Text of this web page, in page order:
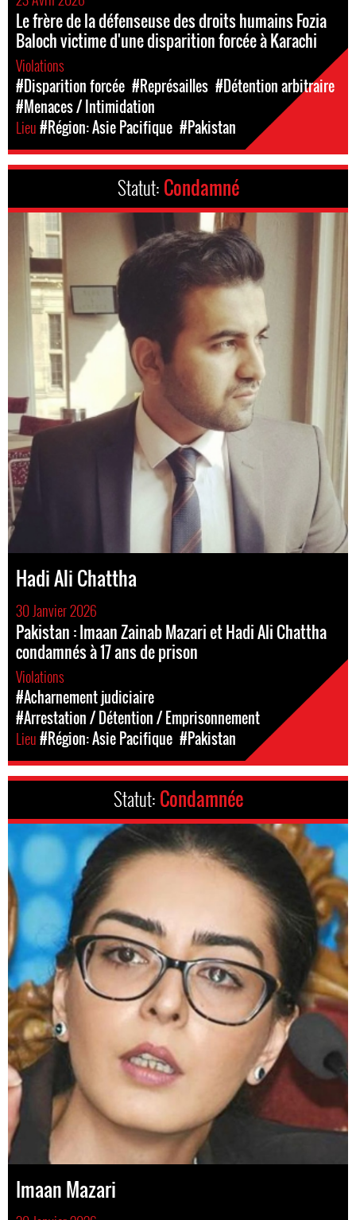
Le frère de la défenseuse des droits humains Fozia
Baloch victime d'une disparition forcée à Karachi
Violations
#Disparition forcée #Représailles #Détention arbitraire
#Menaces / Intimidation
Lieu#Région: Asie Pacifique #Pakistan
Statut: Condamné
Hadi Ali Chattha
30 Janvier 2026
Pakistan : Imaan Zainab Mazari et Hadi Ali Chattha
condamnés à 17 ans de prison
Violations
#Acharnement judiciaire
#Arrestation / Détention / Emprisonnement
Lieu#Région: Asie Pacifique #Pakistan
Statut: Condamnée
Imaan Mazari